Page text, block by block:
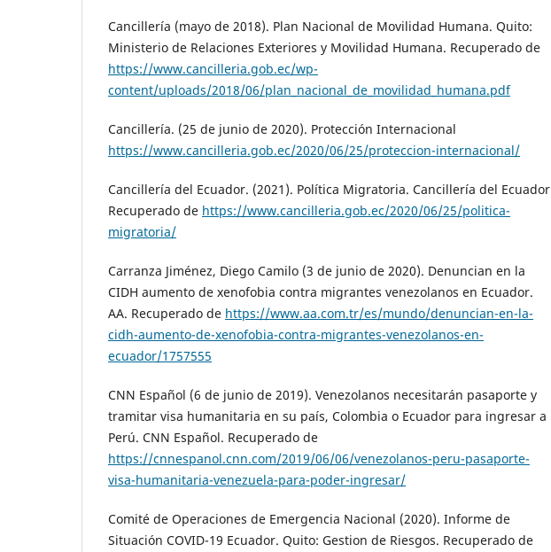
Cancillería (mayo de 2018). Plan Nacional de Movilidad Humana. Quito:
Ministerio de Relaciones Exteriores y Movilidad Humana. Recuperado de
https://www.cancilleria.gob.ec/wp-
content/uploads/2018/06/plan_nacional_de_movilidad_humana.pdf
Cancillería. (25 de junio de 2020). Protección Internacional
https://www.cancilleria.gob.ec/2020/06/25/proteccion-internacional/
Cancillería del Ecuador. (2021). Política Migratoria. Cancillería del Ecuador
Recuperado de https://www.cancilleria.gob.ec/2020/06/25/politica-
migratoria/
Carranza Jiménez, Diego Camilo (3 de junio de 2020). Denuncian en la
CIDH aumento de xenofobia contra migrantes venezolanos en Ecuador.
AA. Recuperado de https://www.aa.com.tr/es/mundo/denuncian-en-la-
cidh-aumento-de-xenofobia-contra-migrantes-venezolanos-en-
ecuador/1757555
CNN Español (6 de junio de 2019). Venezolanos necesitarán pasaporte y
tramitar visa humanitaria en su país, Colombia o Ecuador para ingresar a
Perú. CNN Español. Recuperado de
https://cnnespanol.cnn.com/2019/06/06/venezolanos-peru-pasaporte-
visa-humanitaria-venezuela-para-poder-ingresar/
Comité de Operaciones de Emergencia Nacional (2020). Informe de
Situación COVID-19 Ecuador. Quito: Gestion de Riesgos. Recuperado de